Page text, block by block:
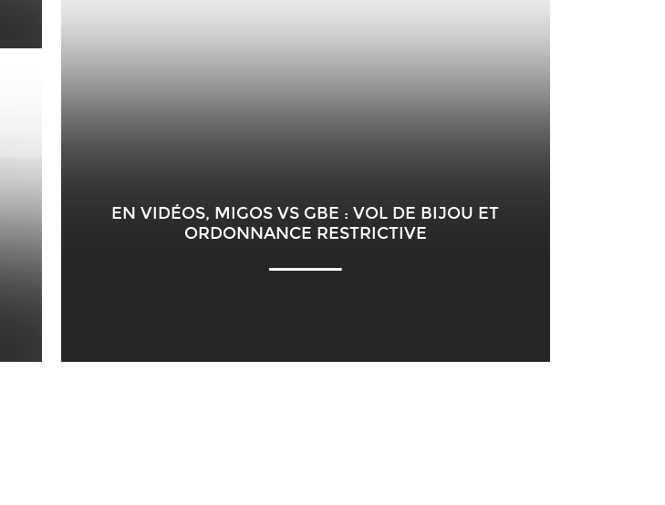
EN VIDÉOS, MIGOS VS GBE : VOL DE BIJOU ET
ORDONNANCE RESTRICTIVE